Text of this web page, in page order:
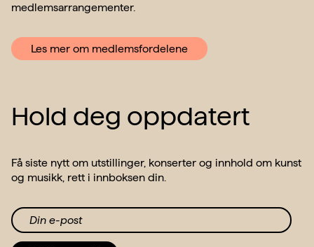
medlemsarrangementer.
Les mer om medlemsfordelene
Hold deg oppdatert
Få siste nytt om utstillinger, konserter og innhold om kunst
og musikk, rett i innboksen din.
Din e-post